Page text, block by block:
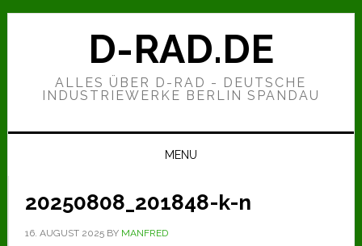
Zur
Hauptnavigation
Zum
Zur
D-RAD.DE
ALLES ÜBER D-RAD - DEUTSCHE
INDUSTRIEWERKE BERLIN SPANDAU
MENU
20250808_201848-k-n
16. AUGUST 2025BY MANFRED